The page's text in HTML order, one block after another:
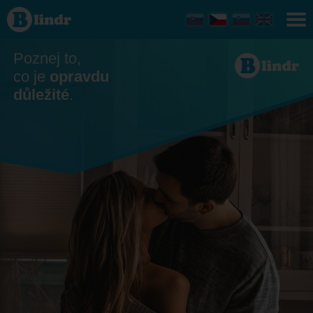
Seznamka -
On hledá ji
Michalovce
Poznej to,
co je opravdu
důležité.